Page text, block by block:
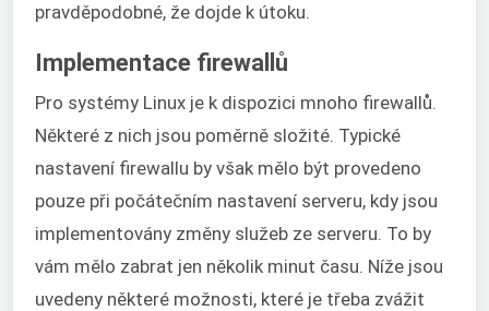
pravděpodobné, že dojde k útoku.
Implementace firewallů
Pro systémy Linux je k dispozici mnoho firewallů.
Některé z nich jsou poměrně složité. Typické
nastavení firewallu by však mělo být provedeno
pouze při počátečním nastavení serveru, kdy jsou
implementovány změny služeb ze serveru. To by
vám mělo zabrat jen několik minut času. Níže jsou
uvedeny některé možnosti, které je třeba zvážit